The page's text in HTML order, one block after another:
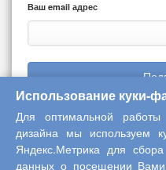
Ваш email адрес
Copyright © 2013-2026 Центр
Использование куки-
Для оптимальной
дизайна мы используем
Яндекс.Метрика для
данных о посещении